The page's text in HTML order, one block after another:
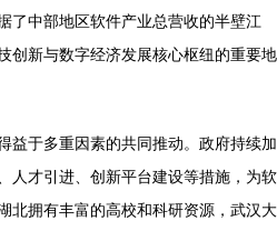
了中部地区软件产业总营收的半壁江
创新与数字经济发展核心枢纽的重要地
益于多重因素的共同推动。政府持续加
人才引进、创新平台建设等措施，为软
北拥有丰富的高校和科研资源，武汉大